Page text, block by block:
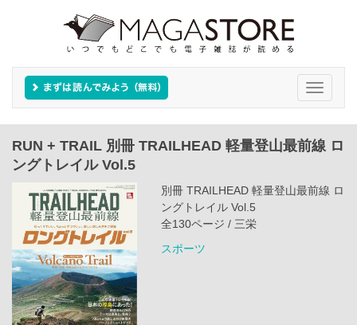
Toggle
RUN + TRAIL 別冊 TRAILHEAD 軽量登山最前線 ロ
ングトレイル Vol.5
別冊 TRAILHEAD 軽量登山最前線 ロ
ングトレイル Vol.5
全130ページ / 三栄
スポーツ